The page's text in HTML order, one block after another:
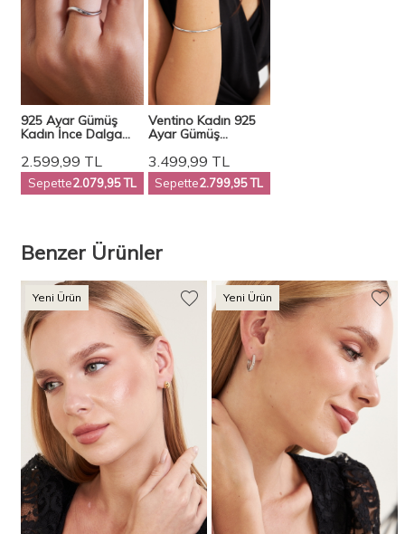
925 Ayar Gümüş
Kadın İnce Dalga
2098 - Ventino
2.599,99 TL
Sepette2.079,95 TL
Ventino Kadın 925
Ayar Gümüş
VKB-6555
3.499,99 TL
Sepette2.799,95 TL
Benzer Ürünler
Yeni Ürün Yeni Ürün